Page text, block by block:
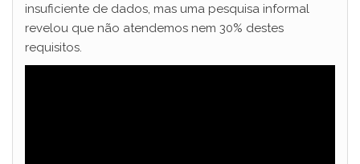
insuficiente de dados, mas uma pesquisa informal
revelou que não atendemos nem 30% destes
requisitos.